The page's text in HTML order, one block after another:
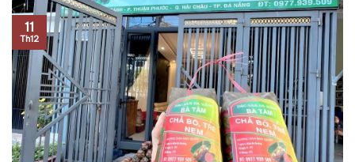
11
Th12